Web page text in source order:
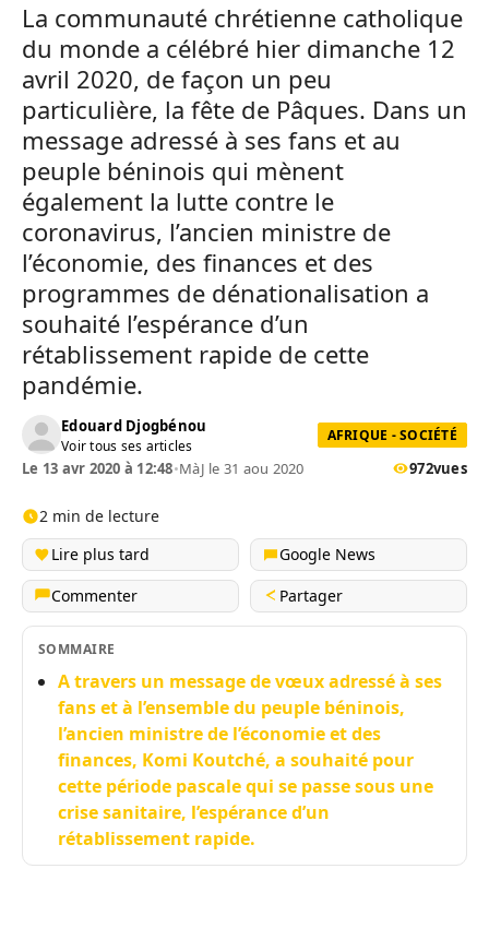
La communauté chrétienne catholique
du monde a célébré hier dimanche 12
avril 2020, de façon un peu
particulière, la fête de Pâques. Dans un
message adressé à ses fans et au
peuple béninois qui mènent
également la lutte contre le
coronavirus, l’ancien ministre de
l’économie, des finances et des
programmes de dénationalisation a
souhaité l’espérance d’un
rétablissement rapide de cette
pandémie.
Edouard Djogbénou
Voir tous ses articles
AFRIQUE - SOCIÉTÉ
Le 13 avr 2020 à 12:48•MàJ le 31 aou 2020 972vues
2 min de lecture
Lire plus tard
Google News
Commenter
Partager
SOMMAIRE
A travers un message de vœux adressé à ses
fans et à l’ensemble du peuple béninois,
l’ancien ministre de l’économie et des
finances, Komi Koutché, a souhaité pour
cette période pascale qui se passe sous une
crise sanitaire, l’espérance d’un
rétablissement rapide.